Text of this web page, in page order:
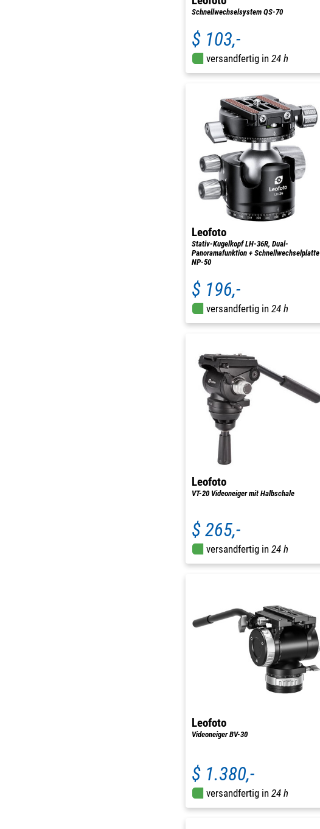
Schnellwechselsystem QS-70
$ 103,-
versandfertig in 24 h
Leofoto
Stativ-Kugelkopf LH-36R, Dual-
Panoramafunktion + Schnellwechselplatte
NP-50
$ 196,-
versandfertig in 24 h
Leofoto
VT-20 Videoneiger mit Halbschale
$ 265,-
versandfertig in 24 h
Leofoto
Videoneiger BV-30
$ 1.380,-
versandfertig in 24 h